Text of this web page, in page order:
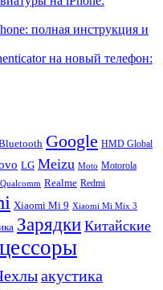
полная инструкция и
на новый телефон:
Google HMD Global
LG Meizu Moto Motorola
Qualcomm Realme Redmi
Xiaomi Mi 9 Xiaomi Mi Mix 3
Зарядки Китайские
акустика